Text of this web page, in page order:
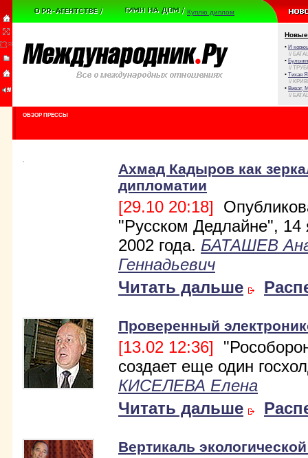
Куплю диплом
Новые
• И
//
•
//
• Тихая
//
• Виват,
//
ОБЗОР ПРЕССЫ
Ахмад Кадыров как
дипломатии
[29.10 20:18]
"Русском Дедлайне", 14
2002 года. БАТАШЕВ
Геннадьевич
Читать дальше
Проверенный
[13.02 12:36]
создает еще один
КИСЕЛЕВА Елена
Читать дальше
Вертикаль